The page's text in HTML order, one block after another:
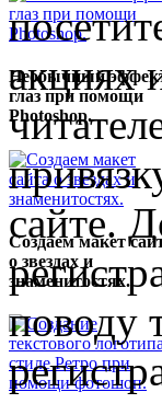
Необычный
глаз при помощи
Photoshop.
Создаем макет
о звездах и
знаменитостях.
акциях
сайте.
поводу